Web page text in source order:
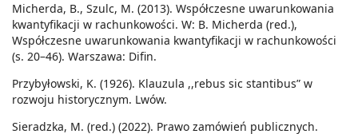
Micherda, B., Szulc, M. (2013). Współczesne uwarunkowania
kwantyfikacji w rachunkowości. W: B. Micherda (red.),
Współczesne uwarunkowania kwantyfikacji w rachunkowości
(s. 20–46). Warszawa: Difin.
Przybyłowski, K. (1926). Klauzula ,,rebus sic stantibus” w
rozwoju historycznym. Lwów.
Sieradzka, M. (red.) (2022). Prawo zamówień publicznych.